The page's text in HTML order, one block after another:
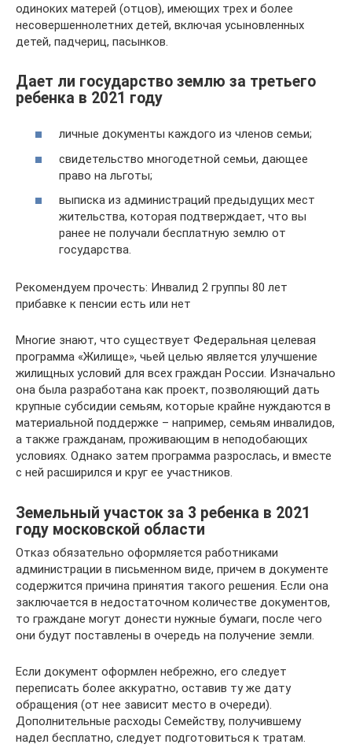
одиноких матерей (отцов), имеющих трех и более
несовершеннолетних детей, включая усыновленных
детей, падчериц, пасынков.
Дает ли государство землю за третьего
ребенка в 2021 году
личные документы каждого из членов семьи;
свидетельство многодетной семьи, дающее
право на льготы;
выписка из администраций предыдущих мест
жительства, которая подтверждает, что вы
ранее не получали бесплатную землю от
государства.
Рекомендуем прочесть: Инвалид 2 группы 80 лет
прибавке к пенсии есть или нет
Многие знают, что существует Федеральная целевая
программа «Жилище», чьей целью является улучшение
жилищных условий для всех граждан России. Изначально
она была разработана как проект, позволяющий дать
крупные субсидии семьям, которые крайне нуждаются в
материальной поддержке – например, семьям инвалидов,
а также гражданам, проживающим в неподобающих
условиях. Однако затем программа разрослась, и вместе
с ней расширился и круг ее участников.
Земельный участок за 3 ребенка в 2021
году московской области
Отказ обязательно оформляется работниками
администрации в письменном виде, причем в документе
содержится причина принятия такого решения. Если она
заключается в недостаточном количестве документов,
то граждане могут донести нужные бумаги, после чего
они будут поставлены в очередь на получение земли.
Если документ оформлен небрежно, его следует
переписать более аккуратно, оставив ту же дату
обращения (от нее зависит место в очереди).
Дополнительные расходы Семейству, получившему
надел бесплатно, следует подготовиться к тратам.